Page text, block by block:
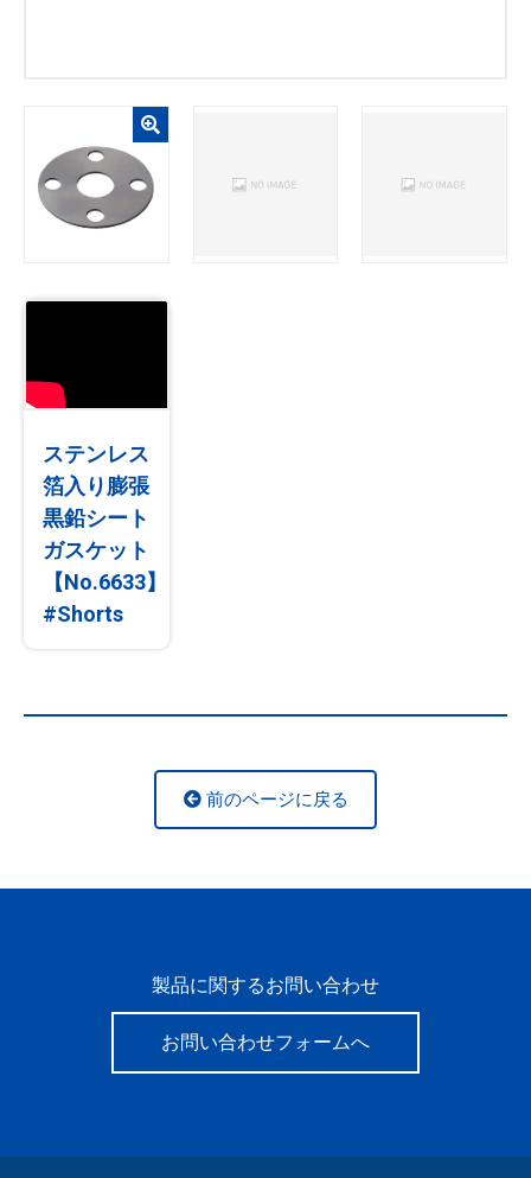
ステンレス
箔入り膨張
黒鉛シート
ガスケット
【No.6633】
#Shorts
前のページに戻る
製品に関するお問い合わせ
お問い合わせフォームへ